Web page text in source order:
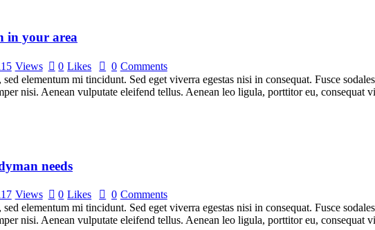
in your area
Views 0 Likes 0 Comments
elementum mi tincidunt. Sed eget viverra egestas nisi in consequat. Fusce
nisi. Aenean vulputate eleifend tellus. Aenean leo ligula, porttitor eu, consequat
needs
Views 0 Likes 0 Comments
elementum mi tincidunt. Sed eget viverra egestas nisi in consequat. Fusce
nisi. Aenean vulputate eleifend tellus. Aenean leo ligula, porttitor eu,